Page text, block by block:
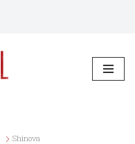
Shinova